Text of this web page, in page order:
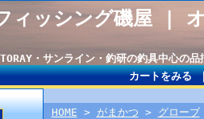
ィッシング磯屋 |
・サンライン・釣研の釣具中心の
カートをみる
HOME > がまかつ > グローブ